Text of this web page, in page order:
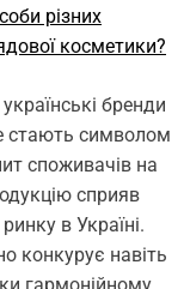
різних
косметики?
бренди
стають символом
споживачів на
сприяв
в Україні.
конкурує навіть